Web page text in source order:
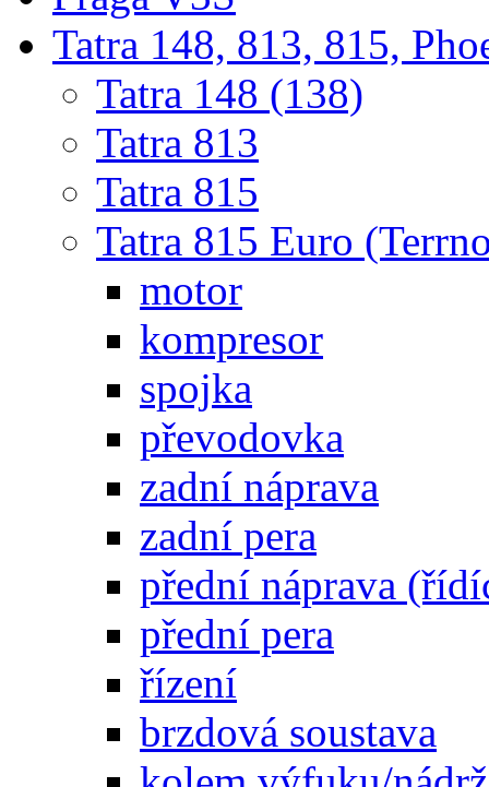
Tatra 148, 813, 815,
Tatra 148 (138)
Tatra 813
Tatra 815
Tatra 815 Euro
motor
kompresor
spojka
převodovka
zadní náprava
zadní pera
přední náprava
přední pera
řízení
brzdová soustava